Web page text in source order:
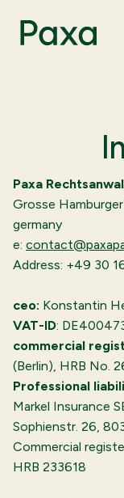
Paxa
Grosse Hamburger
germany
e:
Address: +49 30
ceo: Konstantin
VAT-ID:
commercial
(Berlin), HRB No.
Professional
Markel Insurance
Sophienstr. 26,
Commercial
HRB 233618